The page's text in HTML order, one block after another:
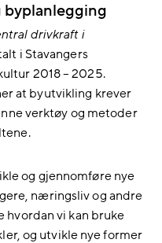
byplanlegging
drivkraft i
i Stavangers
2018 – 2025.
at byutvikling krever
verktøy og metoder
og gjennomføre nye
næringsliv og andre
hvordan vi kan bruke
og utvikle nye former